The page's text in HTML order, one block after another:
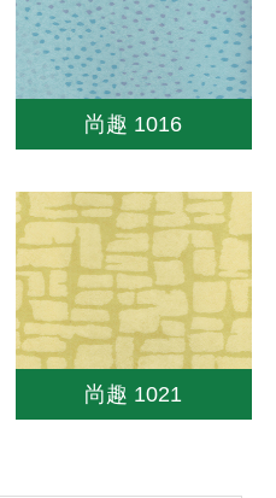
尚趣 1016
尚趣 1021